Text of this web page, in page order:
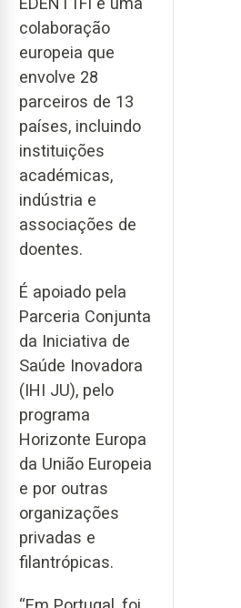
colaboração
europeia que
envolve 28
parceiros de 13
países, incluindo
instituições
académicas,
indústria e
associações de
doentes.
É apoiado pela
Parceria Conjunta
da Iniciativa de
Saúde Inovadora
(IHI JU), pelo
programa
Horizonte Europa
da União Europeia
e por outras
organizações
privadas e
filantrópicas.